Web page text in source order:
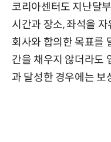
코리아센터도 지난달
시간과 장소, 좌석을
회사와 합의한 목표를
간을 채우지 않더라도
과 달성한 경우에는 보